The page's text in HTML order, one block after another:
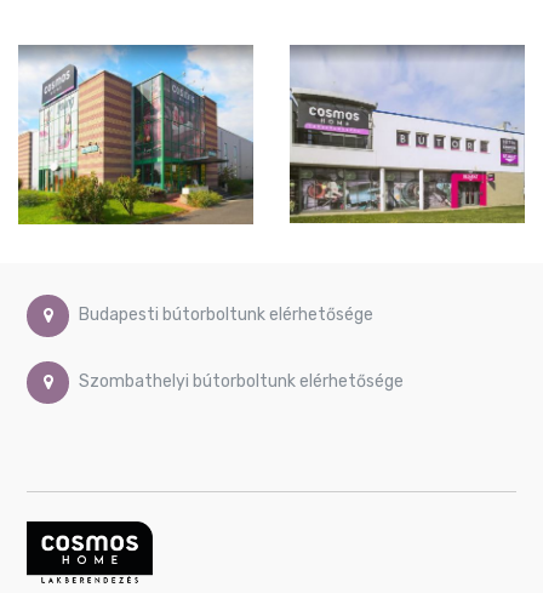
Budapesti bútorboltunk elérhetősége
Szombathelyi bútorboltunk elérhetősége